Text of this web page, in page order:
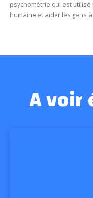
psychométrie qui est
humaine et aider les gens
A voir